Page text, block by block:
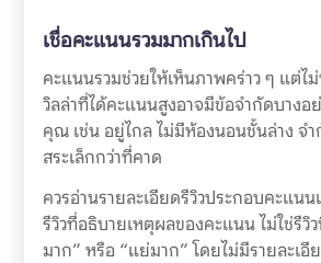
เชื่อคะแนนรวมมากเกินไป
คะแนนรวมช่วยให้เห็นภาพคร่าว ๆ แต่
วิลล่าที่ได้คะแนนสูงอาจมีข้อจำกัดบางอ
คุณ เช่น อยู่ไกล ไม่มีห้องนอนชั้นล่าง จำ
สระเล็กกว่าที่คาด
ควรอ่านรายละเอียดรีวิวประกอบคะแนน
รีวิวที่อธิบายเหตุผลของคะแนน ไม่ใช่รีวิ
มาก” หรือ “แย่มาก” โดยไม่มีรายละเอี